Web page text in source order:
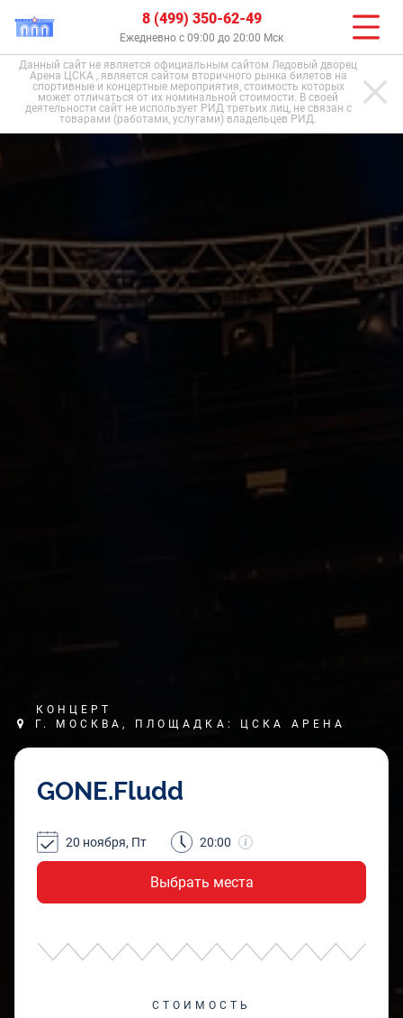
8 (499) 350-62-49
Ежедневно с 09:00 до 20:00 Мск
Данный сайт не является официальным сайтом Ледовый дворец
Арена ЦСКА , является сайтом вторичного рынка билетов на
спортивные и концертные мероприятия, стоимость которых
может отличаться от их номинальной стоимости. В своей
деятельности сайт не использует РИД третьих лиц, не связан с
товарами (работами, услугами) владельцев РИД.
КОНЦЕРТ
Г. МОСКВА, ПЛОЩАДКА: ЦСКА АРЕНА
GONE.Fludd
Выбрать места
20 ноября, Пт 20:00
СТОИМОСТЬ